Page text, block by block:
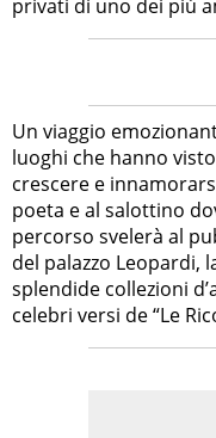
privati di uno dei più
Un viaggio
luoghi che hanno
crescere e
poeta e al salottino
percorso svelerà al
del palazzo Leopardi,
splendide collezioni
celebri versi de “Le